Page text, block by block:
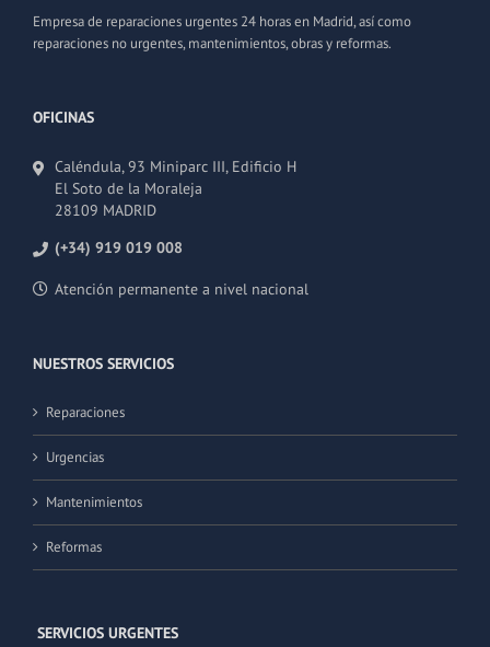
Empresa de reparaciones urgentes 24 horas en Madrid, así como
reparaciones no urgentes, mantenimientos, obras y reformas.
OFICINAS
Caléndula, 93 Miniparc III, Edificio H
El Soto de la Moraleja
28109 MADRID
(+34) 919 019 008
Atención permanente a nivel nacional
NUESTROS SERVICIOS
Reparaciones
Urgencias
Mantenimientos
Reformas
SERVICIOS URGENTES